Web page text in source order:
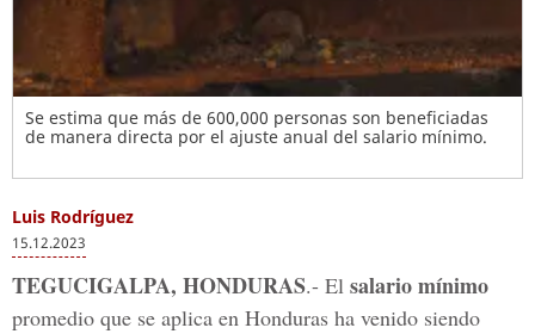
Se estima que más de 600,000 personas son beneficiadas
de manera directa por el ajuste anual del salario mínimo.
Luis Rodríguez
15.12.2023
TEGUCIGALPA, HONDURAS.- El salario mínimo
promedio que se aplica en Honduras ha venido siendo